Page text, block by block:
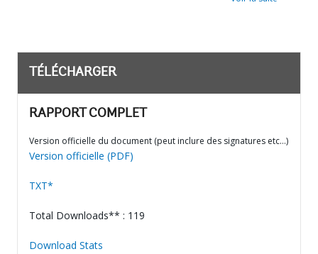
TÉLÉCHARGER
RAPPORT COMPLET
Version officielle du document (peut inclure des signatures etc…)
Version officielle (PDF)
TXT*
Total Downloads** : 119
Download Stats